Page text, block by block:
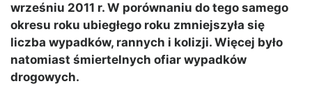
wrześniu 2011 r. W porównaniu do tego samego
okresu roku ubiegłego roku zmniejszyła się
liczba wypadków, rannych i kolizji. Więcej było
natomiast śmiertelnych ofiar wypadków
drogowych.